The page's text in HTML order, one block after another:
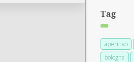
Tag
aperitivo
bologna